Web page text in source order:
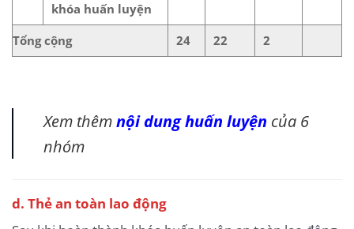
khóa huấn luyện
Tổng cộng 24 22 2
Xem thêmnội dung huấn luyện của 6
nhóm
d. Thẻ an toàn lao động